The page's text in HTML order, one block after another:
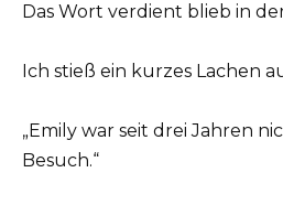
Das Wort verdient blieb in
Ich stieß ein kurzes Lachen
„Emily war seit drei Jahren
Besuch.“